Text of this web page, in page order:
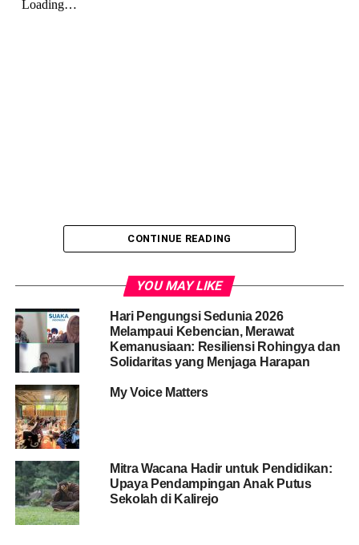
Materi dalam modul pendidikan kesehatan reproduksi ini
mencakup 8 bagian yang terdiri
dari: (1) Konsep Dasar Pendidikan Kesehatan Reproduksi
Remaja, (2) Nilai, Mengenal Diri dan
Hubungan dengan Orang lain, (3) Pertumbuhan dan
Perkambangan Remaja, (4) Masalah
Kesehatan Reproduksi, (5) Gender dan Pencegahan kekerasan,
CONTINUE READING
YOU MAY LIKE
Hari Pengungsi Sedunia 2026
Melampaui Kebencian, Merawat
Kemanusiaan: Resiliensi Rohingya dan
Solidaritas yang Menjaga Harapan
My Voice Matters
Mitra Wacana Hadir untuk Pendidikan:
Upaya Pendampingan Anak Putus
Sekolah di Kalirejo